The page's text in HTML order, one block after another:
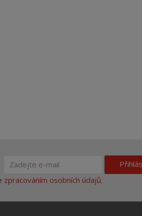
zpracováním osobních údajů.